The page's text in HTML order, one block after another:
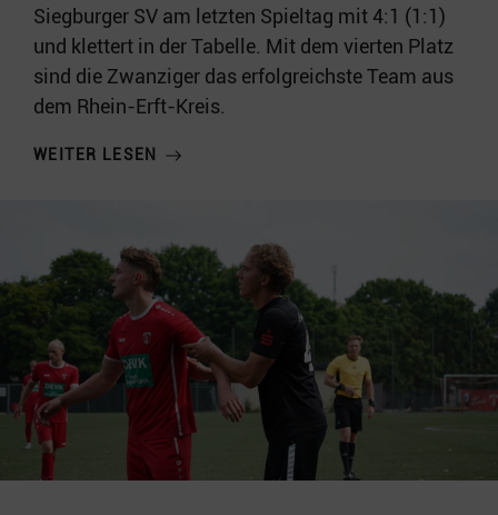
Siegburger SV am letzten Spieltag mit 4:1 (1:1)
und klettert in der Tabelle. Mit dem vierten Platz
sind die Zwanziger das erfolgreichste Team aus
dem Rhein-Erft-Kreis.
WEITER LESEN